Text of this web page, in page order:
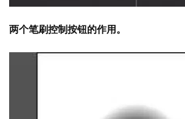
两个笔刷控制按钮的作用。